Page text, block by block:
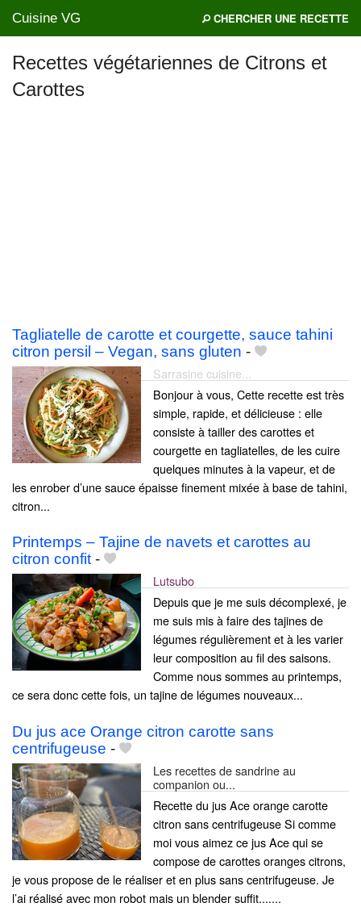
Cuisine VG CHERCHER UNE RECETTE
Recettes végétariennes de Citrons et
Carottes
Tagliatelle de carotte et courgette, sauce tahini
citron persil – Vegan, sans gluten -
Sarrasine cuisine...
Bonjour à vous, Cette recette est très
simple, rapide, et délicieuse : elle
consiste à tailler des carottes et
courgette en tagliatelles, de les cuire
quelques minutes à la vapeur, et de
les enrober d’une sauce épaisse finement mixée à base de tahini,
citron...
Printemps – Tajine de navets et carottes au
citron confit-
Lutsubo
Depuis que je me suis décomplexé, je
me suis mis à faire des tajines de
légumes régulièrement et à les varier
leur composition au fil des saisons.
Comme nous sommes au printemps,
ce sera donc cette fois, un tajine de légumes nouveaux...
Du jus ace Orange citron carotte sans
centrifugeuse -
Les recettes de sandrine au
companion ou...
Recette du jus Ace orange carotte
citron sans centrifugeuse Si comme
moi vous aimez ce jus Ace qui se
compose de carottes oranges citrons,
je vous propose de le réaliser et en plus sans centrifugeuse. Je
l’ai réalisé avec mon robot mais un blender suffit.......